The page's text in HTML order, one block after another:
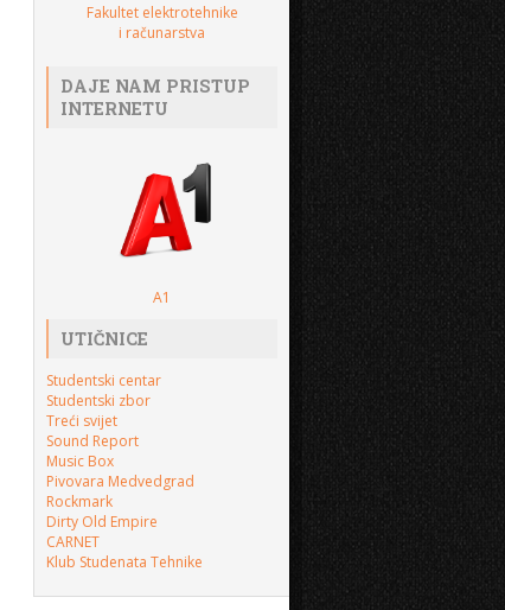
Fakultet elektrotehnike
i računarstva
DAJE NAM PRISTUP
INTERNETU
A1
UTIČNICE
Studentski centar
Studentski zbor
Treći svijet
Sound Report
Music Box
Pivovara Medvedgrad
Rockmark
Dirty Old Empire
CARNET
Klub Studenata Tehnike